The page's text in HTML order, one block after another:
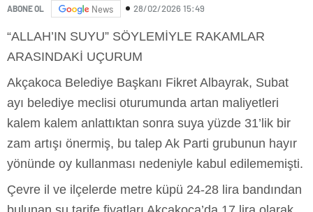
ABONE OL News 28/02/2026 15:49
“ALLAH’IN SUYU” SÖYLEMİYLE RAKAMLAR
ARASINDAKİ UÇURUM
Akçakoca Belediye Başkanı Fikret Albayrak, Subat
ayı belediye meclisi oturumunda artan maliyetleri
kalem kalem anlattıktan sonra suya yüzde 31’lik bir
zam artışı önermiş, bu talep Ak Parti grubunun hayır
yönünde oy kullanması nedeniyle kabul edilememişti.
Çevre il ve ilçelerde metre küpü 24-28 lira bandından